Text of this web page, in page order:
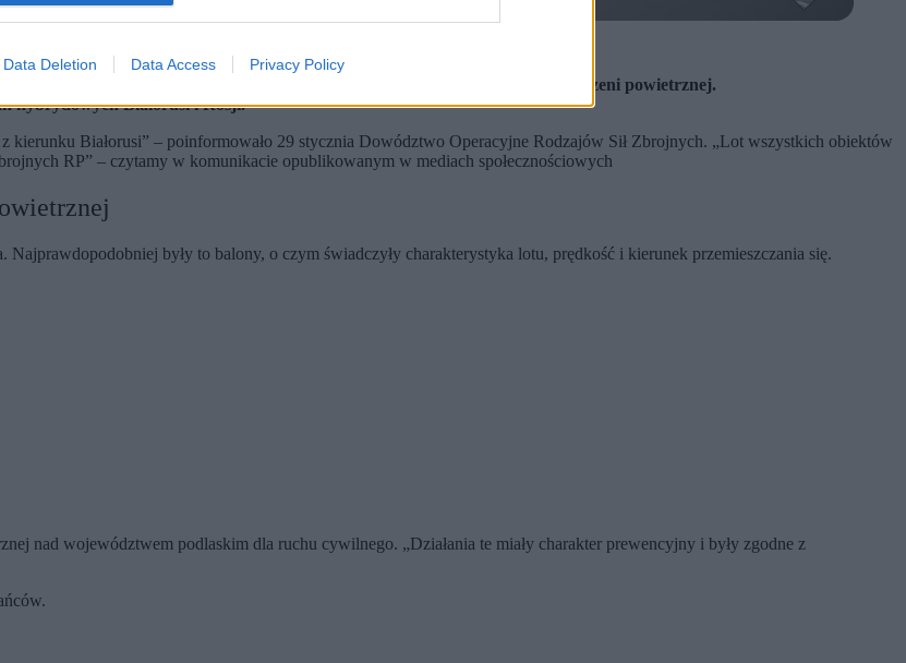
Data Deletion Data Access Privacy Policy
(fot. Dowództwo Operacyjne Rodzajów Sił Zbrojnych / Inne)
Operacyjne Rodzajów Sił Zbrojnych.
balony. Wprowadzono czasowe ograniczenia w użytkowaniu przestrzeni powietrznej.
hybrydowych Białorusi i Rosji.
Białorusi” – poinformowało 29 stycznia Dowództwo Operacyjne Rodzajów Sił Zbrojnych. „Lot wszystkich obiektów
RP” – czytamy w komunikacie opublikowanym w mediach społecznościowych
były to balony, o czym świadczyły charakterystyka lotu, prędkość i kierunek przemieszczania się.
nad województwem podlaskim dla ruchu cywilnego. „Działania te miały charakter prewencyjny i były zgodne z